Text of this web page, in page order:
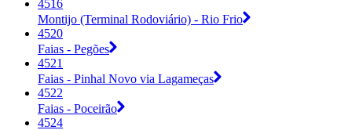
4516
Montijo (Terminal Rodoviário) - Rio Frio
4520
Faias - Pegões
4521
Faias - Pinhal Novo via Lagameças
4522
Faias - Poceirão
4524